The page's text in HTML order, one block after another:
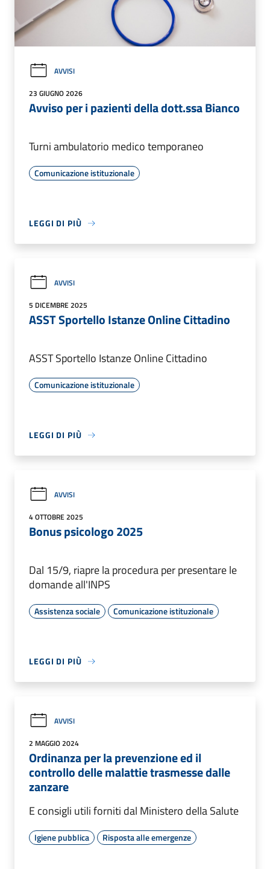
AVVISI
23 GIUGNO 2026
Avviso per i pazienti della dott.ssa Bianco
Turni ambulatorio medico temporaneo
Comunicazione istituzionale
LEGGI DI PIÙ
AVVISI
5 DICEMBRE 2025
ASST Sportello Istanze Online Cittadino
ASST Sportello Istanze Online Cittadino
Comunicazione istituzionale
LEGGI DI PIÙ
AVVISI
4 OTTOBRE 2025
Bonus psicologo 2025
Dal 15/9, riapre la procedura per presentare le
domande all'INPS
Assistenza sociale Comunicazione istituzionale
LEGGI DI PIÙ
AVVISI
2 MAGGIO 2024
Ordinanza per la prevenzione ed il
controllo delle malattie trasmesse dalle
zanzare
E consigli utili forniti dal Ministero della Salute
Igiene pubblica Risposta alle emergenze